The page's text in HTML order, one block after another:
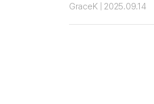
GraceK | 2025.09.14